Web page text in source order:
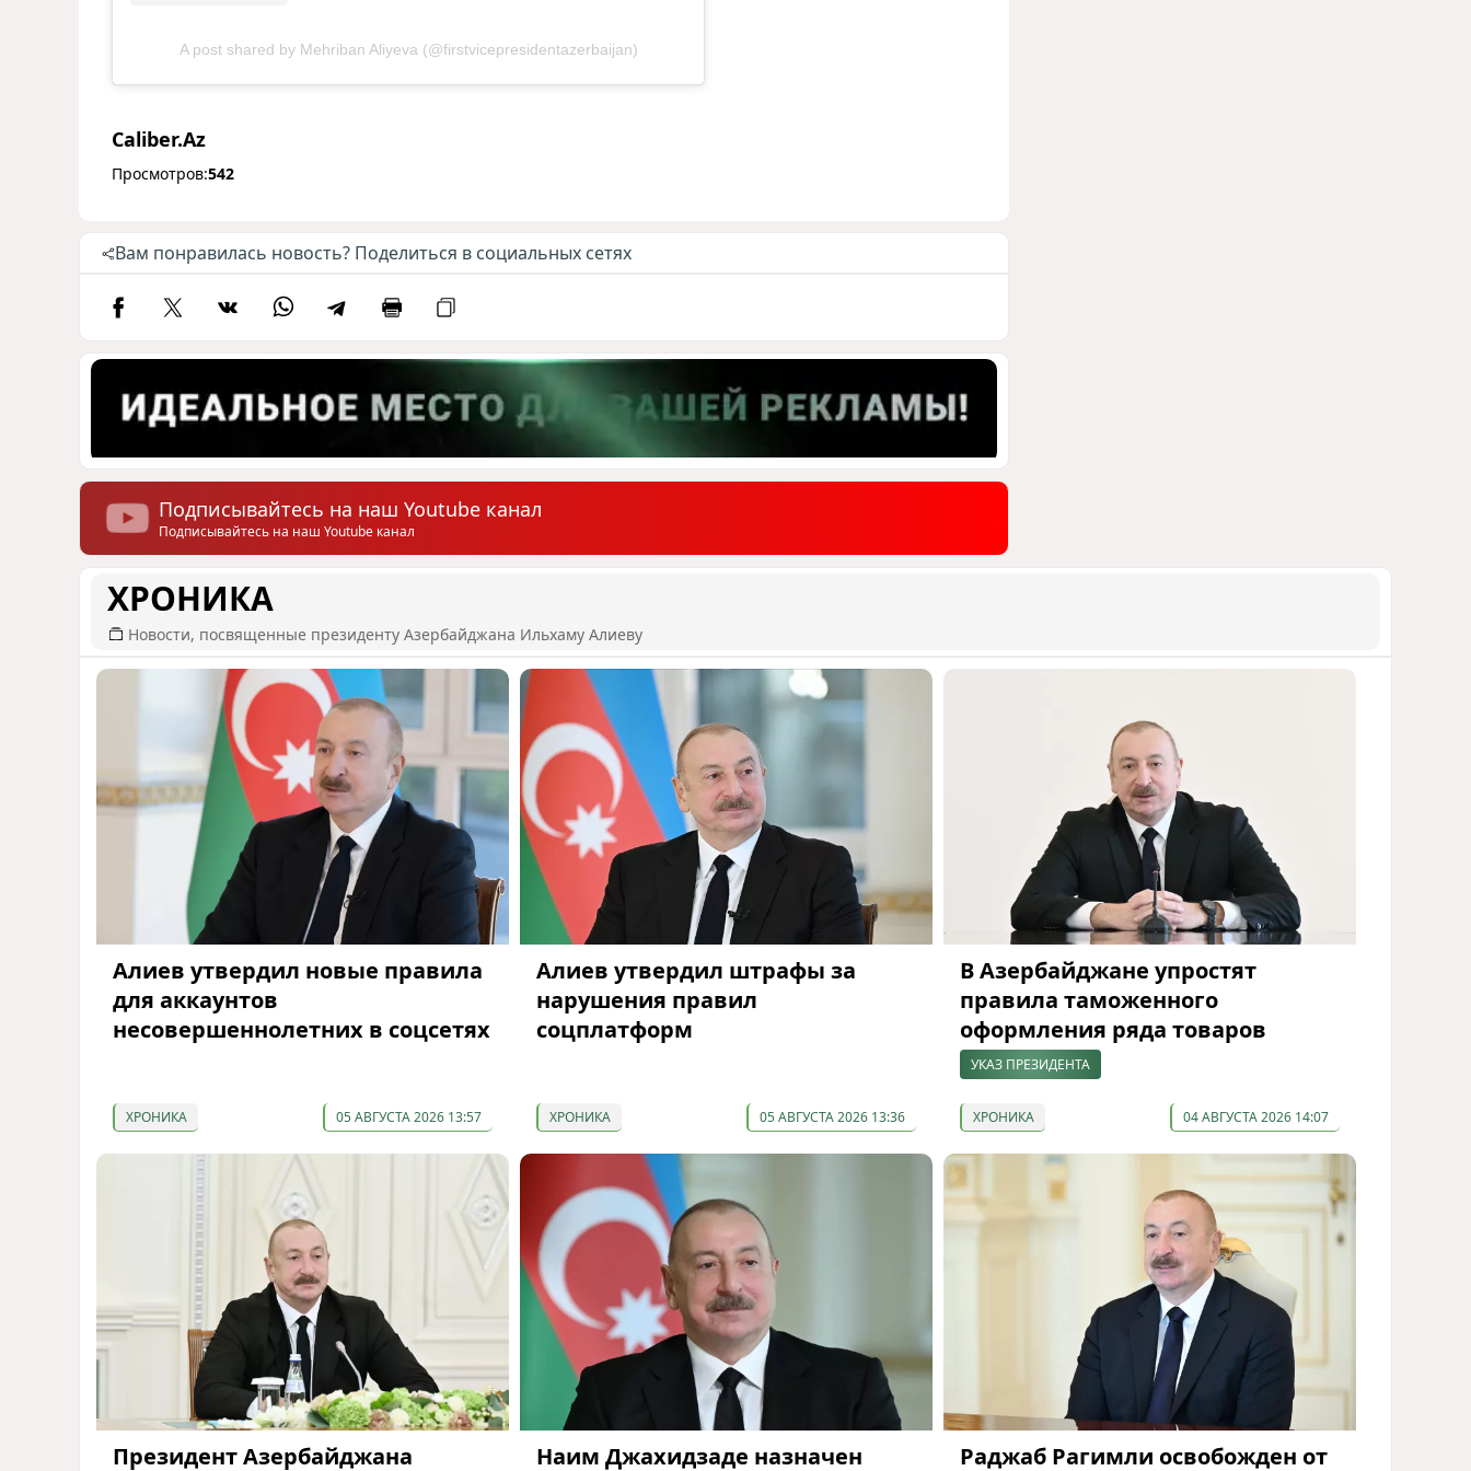
A post shared by Mehriban Aliyeva (@firstvicepresidentazerbaijan)
Caliber.Az
Просмотров:542
Вам понравилась новость? Поделиться в социальных сетях
Подписывайтесь на наш Youtube канал
Подписывайтесь на наш Youtube канал
ХРОНИКА
Новости, посвященные президенту Азербайджана Ильхаму Алиеву
Алиев утвердил новые правила
для аккаунтов
несовершеннолетних в соцсетях
ХРОНИКА 05 АВГУСТА 2026 13:57
Алиев утвердил штрафы за
нарушения правил
соцплатформ
ХРОНИКА 05 АВГУСТА 2026 13:36
В Азербайджане упростят
правила таможенного
оформления ряда товаров
УКАЗ ПРЕЗИДЕНТА
ХРОНИКА 04 АВГУСТА 2026 14:07
Президент Азербайджана
Наим Джахидзаде назначен
Раджаб Рагимли освобожден от